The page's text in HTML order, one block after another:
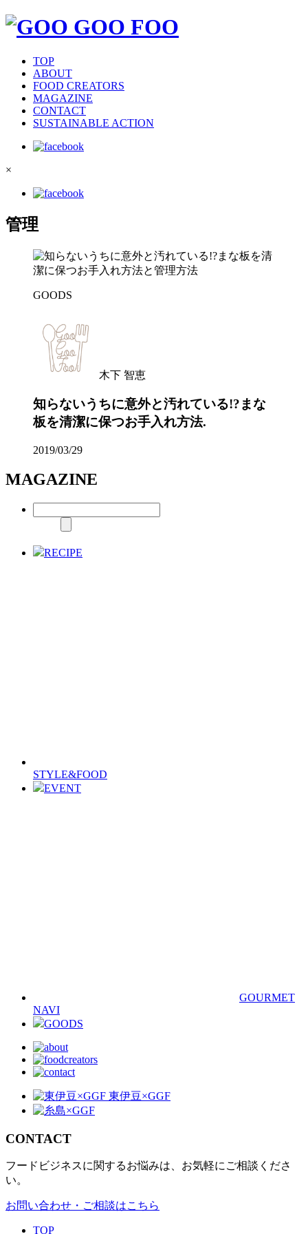
TOP
ABOUT
FOOD CREATORS
MAGAZINE
CONTACT
SUSTAINABLE ACTION
×
管理
GOODS
木下 智恵
知らないうちに意外と汚れている!?まな
板を清潔に保つお手入れ方法.
2019/03/29
MAGAZINE
RECIPE
STYLE&FOOD
EVENT
GOURMET
NAVI
GOODS
CONTACT
フードビジネスに関するお悩みは、お気軽にご相談くださ
い。
お問い合わせ・ご相談はこちら
TOP